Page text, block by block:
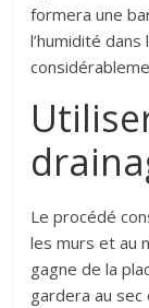
formera une
l’humidité
Le procédé
les murs et au
gagne de la
gardera au sec